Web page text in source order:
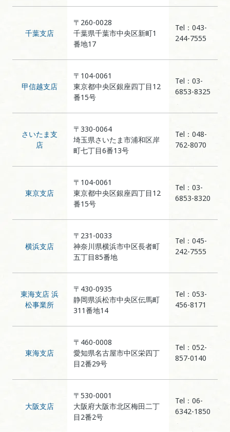
千葉支店
〒260-0028
千葉県千葉市中央区新町1
番地17
Tel：043-
244-7555
甲信越支店
〒104-0061
東京都中央区銀座四丁目12
番15号
Tel：03-
6853-8325
さいたま支
店
〒330-0064
埼玉県さいたま市浦和区岸
町七丁目6番13号
Tel：048-
762-8070
東京支店
〒104-0061
東京都中央区銀座四丁目12
番15号
Tel：03-
6853-8320
横浜支店
〒231-0033
神奈川県横浜市中区長者町
五丁目85番地
Tel：045-
242-7555
東海支店 浜
松事業所
〒430-0935
静岡県浜松市中央区伝馬町
311番地14
Tel：053-
456-8171
東海支店
〒460-0008
愛知県名古屋市中区栄四丁
目2番29号
Tel：052-
857-0140
大阪支店
〒530-0001
大阪府大阪市北区梅田二丁
目2番2号
Tel：06-
6342-1850